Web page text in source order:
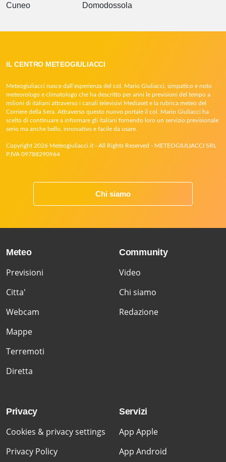
Cuneo
Domodossola
IL CENTRO METEOGIULIACCI
Meteogiuliacci nasce dall’esperienza del col. Mario Giuliacci, simpatico e noto
meteorologo e climatologo che ha descritto per anni le previsioni del tempo a
milioni di italiani attraverso i canali televisivi Mediaset e la rubrica meteo del
Corriere della Sera. Attraverso questo nuovo portale il col. Mario Giuliacci ha
scelto di continuare a informare gli italiani fornendo loro un servizio previsionale
serio ma anche bello, innovativo e facile da usare.
Copyright 2026 Meteogiuliacci.it - All Rights Reserved - METEOGIULIACCI SRL
P.IVA 09788290964
Chi siamo
Meteo
Previsioni
Citta'
Webcam
Mappe
Terremoti
Diretta
Community
Video
Chi siamo
Redazione
Privacy
Cookies & privacy settings
Privacy Policy
Servizi
App Apple
App Android